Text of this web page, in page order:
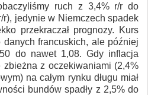
ruch z 3,4% r/r do
r), jedynie w Niemczech spadek
przekraczał prognozy. Kurs
danych francuskich, ale później
do nawet 1,08. Gdy inflacja
zbieżna z oczekiwaniami (2,4%
na całym rynku długu miał
bundów spadły z 2,5% do